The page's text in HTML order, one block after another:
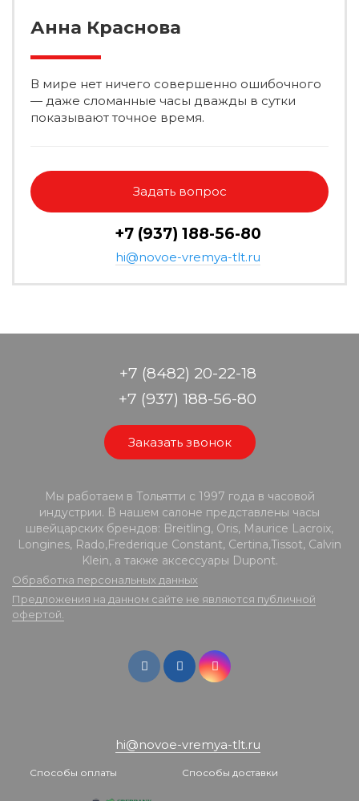
Анна Краснова
В мире нет ничего совершенно ошибочного
— даже сломанные часы дважды в сутки
показывают точное время.
Задать вопрос
+7 (937) 188-56-80
hi@novoe-vremya-tlt.ru
+7 (8482) 20-22-18
+7 (937) 188-56-80
Заказать звонок
Мы работаем в Тольятти с 1997 года в часовой
индустрии. В нашем салоне представлены часы
швейцарских брендов: Breitling, Oris, Maurice Lacroix,
Longines, Rado,Frederique Constant, Certina,Tissot, Calvin
Klein, а также аксессуары Dupont.
Обработка персональных данных
Предложения на данном сайте не являются публичной
офертой.
hi@novoe-vremya-tlt.ru
Способы оплаты Способы доставки